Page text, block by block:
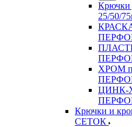
25/50/
КРАСКА
ХРОМ
ЦИНК-
Крючки и
СЕТОК